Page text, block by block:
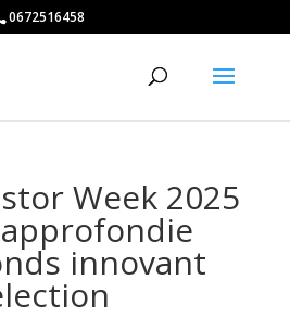
0672516458
Week 2025
innovant